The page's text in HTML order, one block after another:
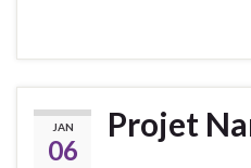
JAN
06
Projet